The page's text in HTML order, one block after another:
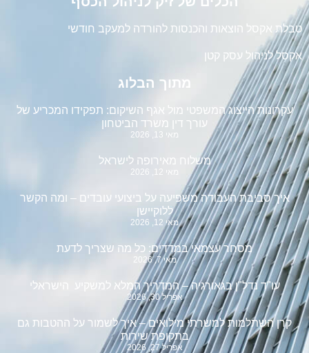
טבלת אקסל הוצאות והכנסות להורדה למעקב חודשי
אקסל לניהול עסק קטן
מתוך הבלוג
עקרונות הייצוג המשפטי מול אגף השיקום: תפקידו המכריע של
עורך דין משרד הביטחון
מאי 13, 2026
משלוח מאירופה לישראל
מאי 12, 2026
איך סביבת העבודה משפיעה על ביצועי עובדים – ומה הקשר
ללוקיישן
מאי 12, 2026
מסחר עצמאי במדדים: כל מה שצריך לדעת
מאי 7, 2026
עו"ד נדל"ן בגאורגיה – המדריך המלא למשקיע הישראלי
אפריל 30, 2026
קרן השתלמות למשרתי מילואים – איך לשמור על ההטבות גם
בתקופת שירות
אפריל 27, 2026